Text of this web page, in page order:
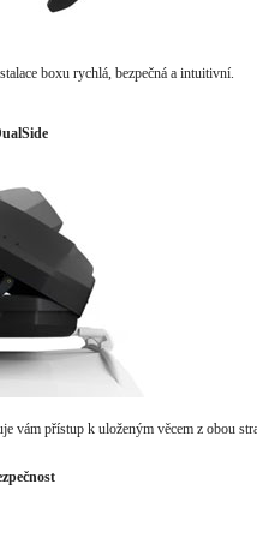
boxu rychlá, bezpečná a intuitivní.
vám přístup k uloženým věcem z obou